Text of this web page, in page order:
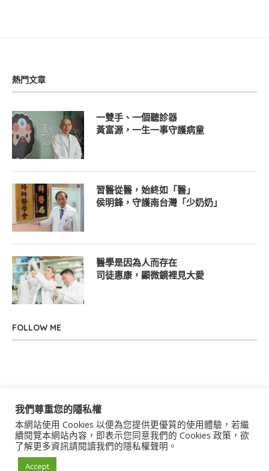
熱門文章
一雙手、一個聽診器
黃富源，一生一事守護病童
習醫從醫，始終如「醫」
侯明鋒，守護南台灣「少奶奶」
醫學是因為人而存在
司徒惠康，顯微鏡裡見大愛
FOLLOW ME
關於我們 聯絡我們 服務條款 隱私權政策
著作權聲明 作者群
我們尊重您的隱私權
本網站使用 Cookies 以便為您提供更優質的使用體驗，若繼
續閱覽本網站內容，即表示您同意我們的 Cookies 政策，欲
了解更多資訊請閱讀我們的隱私權聲明。
Accept